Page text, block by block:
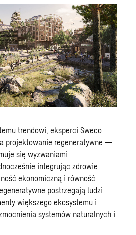
trendowi, eksperci Sweco
projektowanie regeneratywne —
się wyzwaniami
integrując zdrowie
ekonomiczną i równość
postrzegają ludzi
większego ekosystemu i
systemów naturalnych i